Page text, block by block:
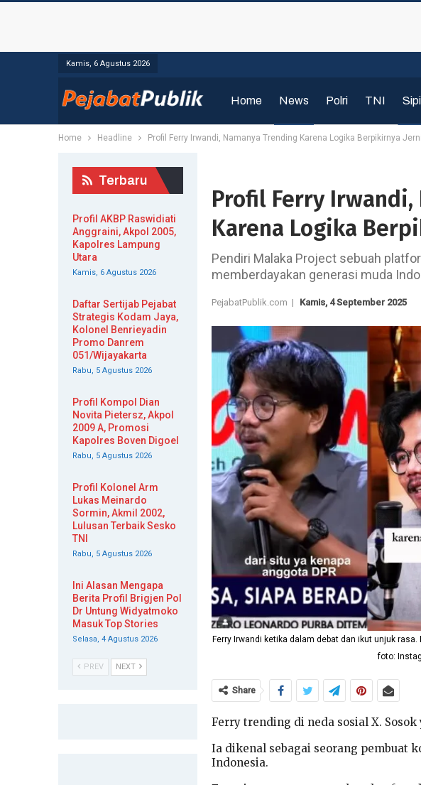
Kamis, 6 Agustus 2026
Home News Polri TNI Sipil
Home Headline Profil Ferry Irwandi, Namanya Trending Karena Logika Berpikirnya
Profil Ferry Irwandi,
Karena Logika
Pendiri Malaka Project sebuah
memberdayakan generasi muda
PejabatPublik.com | Kamis, 4 September 2025
Ferry Irwandi ketika dalam debat dan ikut unjuk
foto:
Share
Ferry trending di neda sosial X.
Ia dikenal sebagai seorang pembuat
Indonesia.
Terbaru
Profil AKBP Raswidiati
Anggraini, Akpol 2005,
Kapolres Lampung
Utara
Kamis, 6 Agustus 2026
Daftar Sertijab Pejabat
Strategis Kodam Jaya,
Kolonel Benrieyadin
Promo Danrem
051/Wijayakarta
Rabu, 5 Agustus 2026
Profil Kompol Dian
Novita Pietersz, Akpol
2009 A, Promosi
Kapolres Boven Digoel
Rabu, 5 Agustus 2026
Profil Kolonel Arm
Lukas Meinardo
Sormin, Akmil 2002,
Lulusan Terbaik Sesko
TNI
Rabu, 5 Agustus 2026
Ini Alasan Mengapa
Berita Profil Brigjen Pol
Dr Untung Widyatmoko
Masuk Top Stories
Selasa, 4 Agustus 2026
PREV NEXT